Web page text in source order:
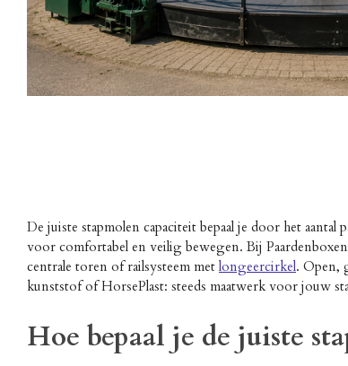
De juiste stapmolen capaciteit bepaal je door het
voor comfortabel en veilig bewegen. Bij
centrale toren of railsysteem met longeercirkel. Open,
kunststof of HorsePlast: steeds maatwerk voor jouw
Hoe bepaal je de juiste